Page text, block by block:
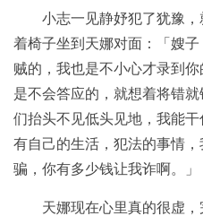
小志一见静妤犯了犹豫
着椅子坐到天娜对面：「嫂
贼的，我也是不小心才录到
是不会答应的，就想着将错
们抬头不见低头见地，我能
有自己的生活，犯法的事情
骗，你有多少钱让我诈啊。」
天娜现在心里真的很虚